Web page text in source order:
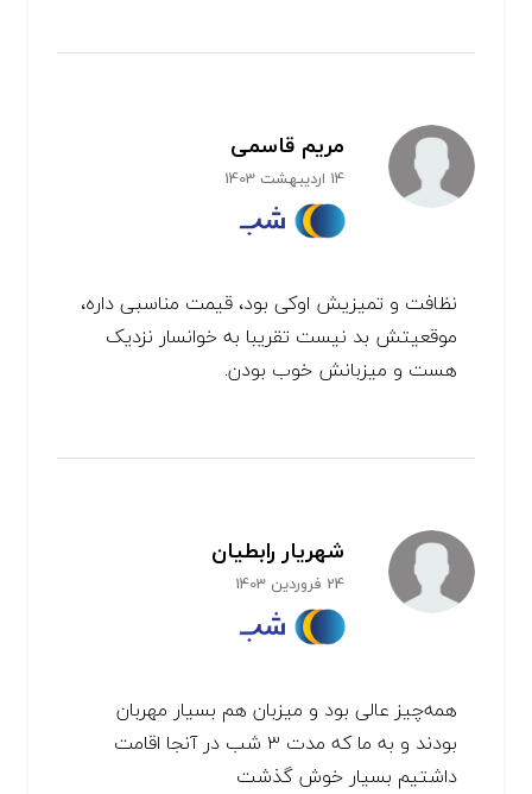
مریم قاسمی
14 اردیبهشت 1403
نظافت و تمیزیش اوکی بود، قیمت مناسبی داره،
موقعیتش بد نیست تقریبا به خوانسار نزدیک
هست و میزبانش خوب بودن.
شهریار رابطیان
24 فروردین 1403
همه‌چیز عالی بود و میزبان هم بسیار مهربان
بودند و به ما که مدت ۳ شب در آنجا اقامت
داشتیم بسیار خوش گذشت